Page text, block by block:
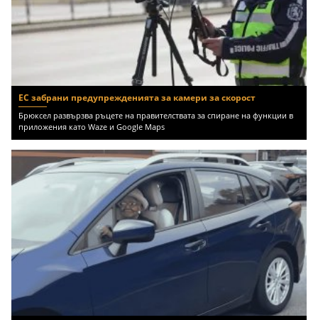
ЕС забрани предупрежденията за камери за скорост
Брюксел развързва ръцете на правителствата за спиране на функции в
приложения като Waze и Google Maps